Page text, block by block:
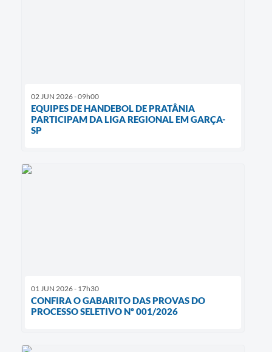
02 JUN 2026 - 09h00
EQUIPES DE HANDEBOL DE PRATÂNIA
PARTICIPAM DA LIGA REGIONAL EM GARÇA-
SP
01 JUN 2026 - 17h30
CONFIRA O GABARITO DAS PROVAS DO
PROCESSO SELETIVO Nº 001/2026